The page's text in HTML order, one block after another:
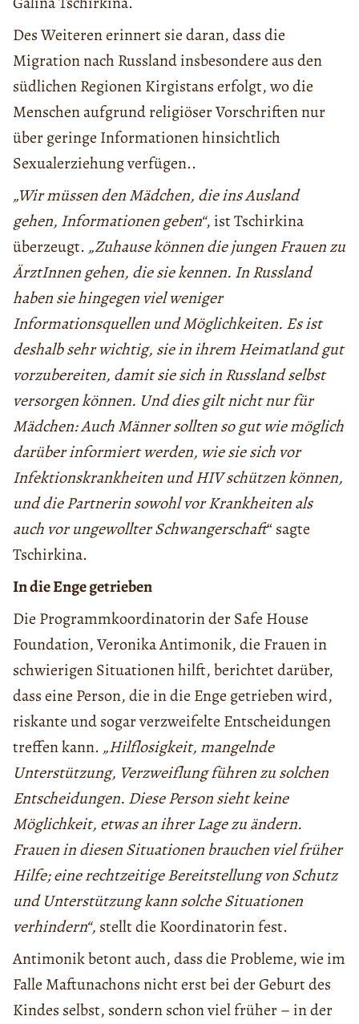
Des Weiteren erinnert sie daran, dass die
Migration nach Russland insbesondere aus den
südlichen Regionen Kirgistans erfolgt, wo die
Menschen aufgrund religiöser Vorschriften nur
über geringe Informationen hinsichtlich
Sexualerziehung verfügen..
„Wir müssen den Mädchen, die ins Ausland
gehen, Informationen geben“, ist Tschirkina
überzeugt. „Zuhause können die jungen Frauen zu
ÄrztInnen gehen, die sie kennen. In Russland
haben sie hingegen viel weniger
Informationsquellen und Möglichkeiten. Es ist
deshalb sehr wichtig, sie in ihrem Heimatland gut
vorzubereiten, damit sie sich in Russland selbst
versorgen können. Und dies gilt nicht nur für
Mädchen: Auch Männer sollten so gut wie möglich
darüber informiert werden, wie sie sich vor
Infektionskrankheiten und HIV schützen können,
und die Partnerin sowohl vor Krankheiten als
auch vor ungewollter Schwangerschaft“ sagte
Tschirkina.
In die Enge getrieben
Die Programmkoordinatorin der Safe House
Foundation, Veronika Antimonik, die Frauen in
schwierigen Situationen hilft, berichtet darüber,
dass eine Person, die in die Enge getrieben wird,
riskante und sogar verzweifelte Entscheidungen
treffen kann. „Hilflosigkeit, mangelnde
Unterstützung, Verzweiflung führen zu solchen
Entscheidungen. Diese Person sieht keine
Möglichkeit, etwas an ihrer Lage zu ändern.
Frauen in diesen Situationen brauchen viel früher
Hilfe; eine rechtzeitige Bereitstellung von Schutz
und Unterstützung kann solche Situationen
verhindern“, stellt die Koordinatorin fest.
Antimonik betont auch, dass die Probleme, wie im
Falle Maftunachons nicht erst bei der Geburt des
Kindes selbst, sondern schon viel früher – in der